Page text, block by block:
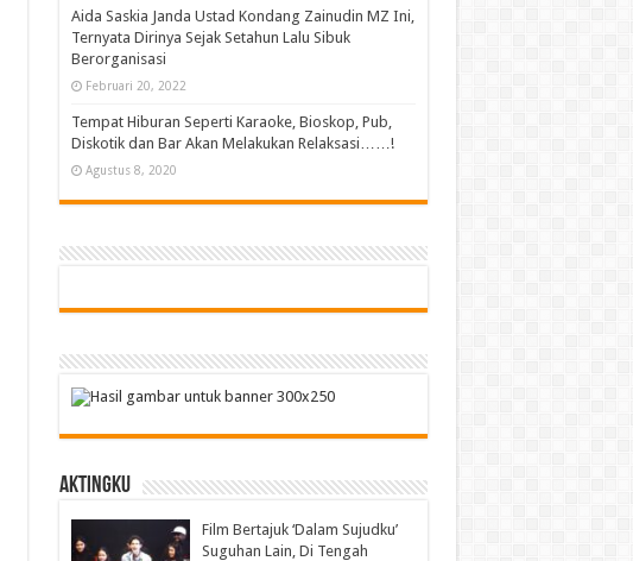
Aida Saskia Janda Ustad Kondang Zainudin MZ Ini,
Ternyata Dirinya Sejak Setahun Lalu Sibuk
Berorganisasi
Februari 20, 2022
Tempat Hiburan Seperti Karaoke, Bioskop, Pub,
Diskotik dan Bar Akan Melakukan Relaksasi……!
Agustus 8, 2020
Aktingku
Film Bertajuk ‘Dalam Sujudku’
Suguhan Lain, Di Tengah